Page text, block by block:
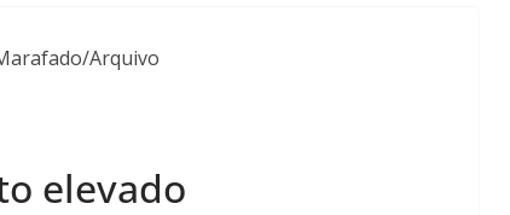
Arquivo
elevado